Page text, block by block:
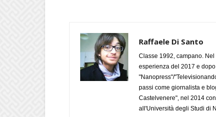
Raffaele Di Santo
Classe 1992, campano.
esperienza del 2017 e
"Nanopress"/
passi come giornalista e
Castelvenere", nel 2014
all'Università degli Studi di